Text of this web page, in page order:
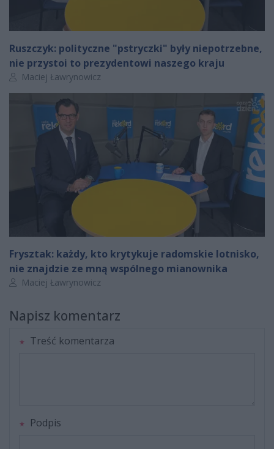
Ruszczyk: polityczne "pstryczki" były niepotrzebne,
nie przystoi to prezydentowi naszego kraju
Autor artykułu:
Maciej Ławrynowicz
Frysztak: każdy, kto krytykuje radomskie lotnisko,
nie znajdzie ze mną wspólnego mianownika
Autor artykułu:
Maciej Ławrynowicz
Napisz komentarz
Treść komentarza
Podpis